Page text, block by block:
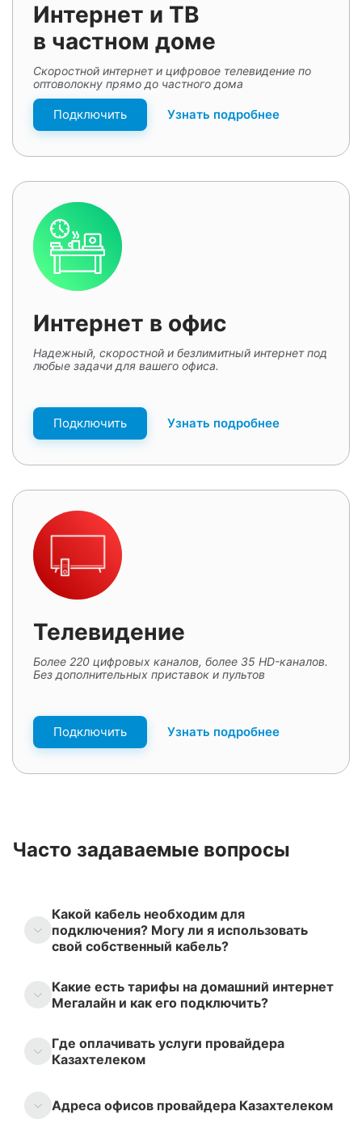
Интернет и ТВ
в частном доме
Скоростной интернет и цифровое телевидение по
оптоволокну прямо до частного дома
Подключить Узнать подробнее
Интернет в офис
Надежный, скоростной и безлимитный интернет под
любые задачи для вашего офиса.
Подключить Узнать подробнее
Телевидение
Более 220 цифровых каналов, более 35 HD-каналов.
Без дополнительных приставок и пультов
Подключить Узнать подробнее
Часто задаваемые вопросы
Какой кабель необходим для
подключения? Могу ли я использовать
свой собственный кабель?
Какие есть тарифы на домашний интернет
Мегалайн и как его подключить?
Где оплачивать услуги провайдера
Казахтелеком
Адреса офисов провайдера Казахтелеком